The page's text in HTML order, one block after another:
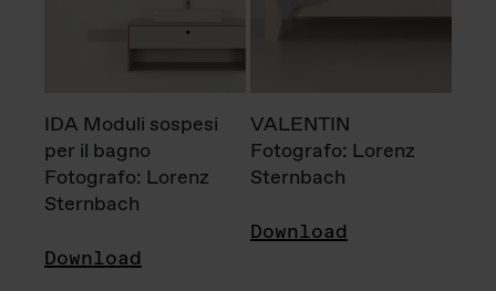
IDA Moduli sospesi
per il bagno
Fotografo: Lorenz
Sternbach
Download
VALENTIN
Fotografo: Lorenz
Sternbach
Download